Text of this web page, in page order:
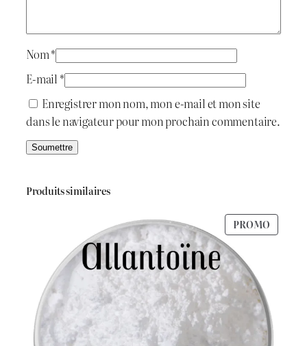
Nom*
E-mail *
Enregistrer mon nom, mon e-mail et mon site
dans le navigateur pour mon prochain commentaire.
Produits similaires
PROMO
EN